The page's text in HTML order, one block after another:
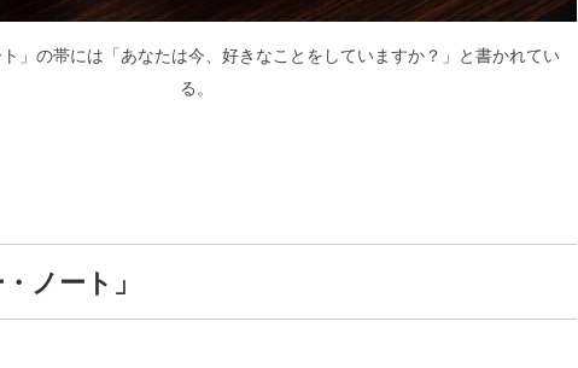
」の帯には「あなたは今、好きなことをしていますか？」と書かれてい
る。
ノート」